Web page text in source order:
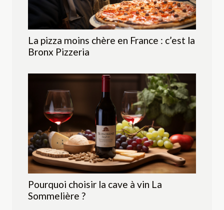
La pizza moins chère en France : c’est la
Bronx Pizzeria
Pourquoi choisir la cave à vin La
Sommelière ?